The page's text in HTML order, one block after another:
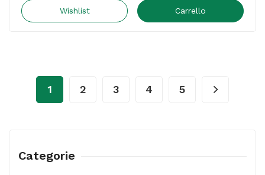
Mail
Wishlist Carrello
1 2 3 4 5
Categorie